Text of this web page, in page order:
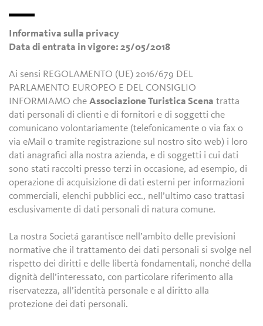
Informativa sulla privacy
Data di entrata in vigore: 25/05/2018
Ai sensi REGOLAMENTO (UE) 2016/679 DEL
PARLAMENTO EUROPEO E DEL CONSIGLIO
INFORMIAMO cheAssociazione Turistica Scena tratta
dati personali di clienti e di fornitori e di soggetti che
comunicano volontariamente (telefonicamente o via fax o
via eMail o tramite registrazione sul nostro sito web) i loro
dati anagrafici alla nostra azienda, e di soggetti i cui dati
sono stati raccolti presso terzi in occasione, ad esempio, di
operazione di acquisizione di dati esterni per informazioni
commerciali, elenchi pubblici ecc., nell’ultimo caso trattasi
esclusivamente di dati personali di natura comune.
La nostra Societá garantisce nell’ambito delle previsioni
normative che il trattamento dei dati personali si svolge nel
rispetto dei diritti e delle libertà fondamentali, nonché della
dignità dell’interessato, con particolare riferimento alla
riservatezza, all’identità personale e al diritto alla
protezione dei dati personali.